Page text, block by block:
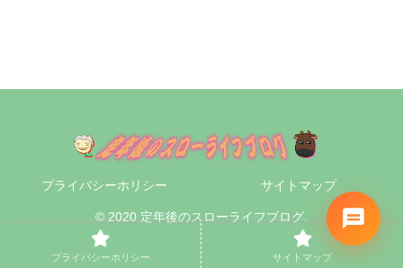
プライバシーホリシー サイトマップ
© 2020 定年後のスローライフブログ.
プライバシーホリシー サイトマップ